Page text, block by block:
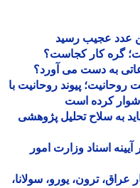
عجیب رسید
گره کار کجاست؟
به دست می آورد؟
پیوند روحانیت با
کرده است
به سلاح تحلیل پژوهشی
اسناد وزارت امور
مرداد 1405؛ دینار عراق، ترون، یورو، سولانا،